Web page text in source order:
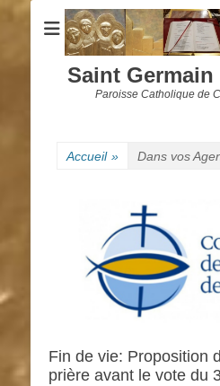
Saint
Paroisse Catholique de
Accueil » Dans vos
Fin de vie: Proposition
prière avant le vote du